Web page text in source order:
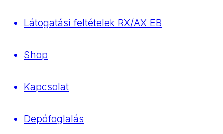
Látogatási feltételek RX/AX EB
Shop
Kapcsolat
Depófoglalás